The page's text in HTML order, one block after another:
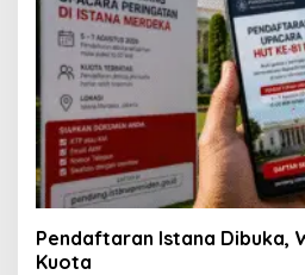
Pendaftaran Istana Dibuka,
Kuota